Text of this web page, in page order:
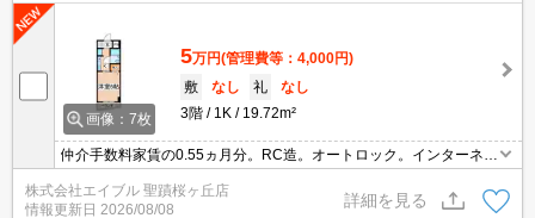
画像：7枚
5万円(管理費等：4,000円)
敷
なし 礼
なし
3階
1K 19.72m²
仲介手数料家賃の0.55ヵ月分。RC造。オートロック。インターネッ
ト無料。1口ガスコンロ付。敷金・礼金なし。
株式会社エイブル 聖蹟桜ヶ丘店
情報更新日 2026/08/08
詳細を見る